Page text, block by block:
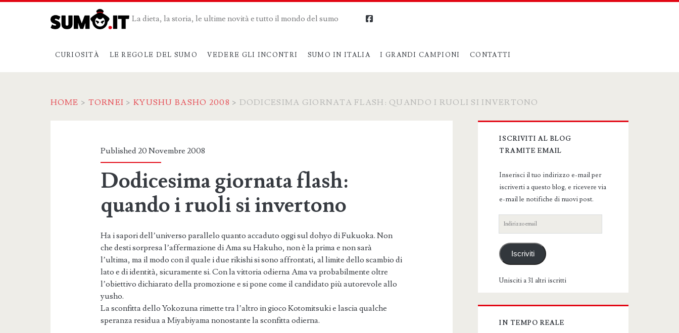
La dieta, la storia, le ultime novità e tutto il mondo del sumo
CURIOSITÀ LE REGOLE DEL SUMO VEDERE GLI INCONTRI SUMO IN ITALIA I GRANDI CAMPIONI CONTATTI
facebook
HOME > TORNEI >KYUSHU BASHO 2008 > DODICESIMA GIORNATA FLASH: QUANDO I RUOLI SI INVERTONO
Published 20 Novembre 2008
Dodicesima giornata flash:
quando i ruoli si invertono
Ha i sapori dell’universo parallelo quanto accaduto oggi sul dohyo di Fukuoka. Non
che desti sorpresa l’affermazione di Ama su Hakuho, non è la prima e non sarà
l’ultima, ma il modo con il quale i due rikishi si sono affrontati, al limite dello scambio di
lato e di identità, sicuramente si. Con la vittoria odierna Ama va probabilmente oltre
l’obiettivo dichiarato della promozione e si pone come il candidato più autorevole allo
yusho.
La sconfitta dello Yokozuna rimette tra l’altro in gioco Kotomitsuki e lascia qualche
speranza residua a Miyabiyama nonostante la sconfitta odierna.
Primary
Sidebar
ISCRIVITI AL BLOG
TRAMITE EMAIL
Inserisci il tuo indirizzo e-mail per
iscriverti a questo blog, e ricevere via
e-mail le notifiche di nuovi post.
Indirizzo
email
Iscriviti
Unisciti a 31 altri iscritti
IN TEMPO REALE